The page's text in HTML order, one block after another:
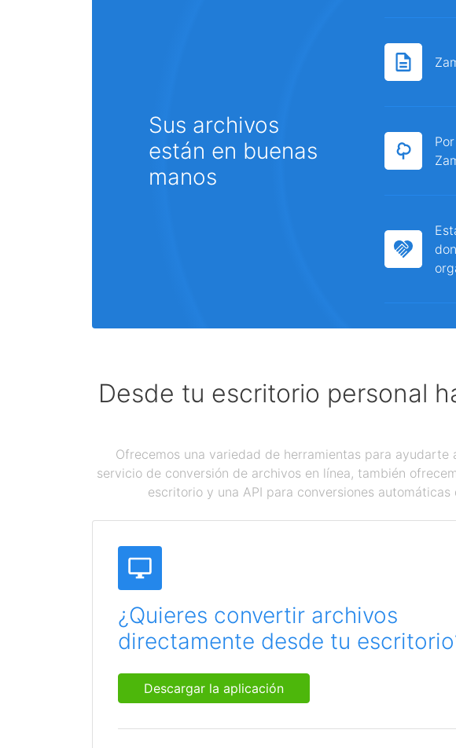
Sus archivos
están en buenas
manos
Desde tu escritorio personal
Ofrecemos una variedad de herramientas para
servicio de conversión de archivos en línea, también
escritorio y una API para conversiones
¿Quieres convertir archivos
directamente desde tu
Descargar la aplicación